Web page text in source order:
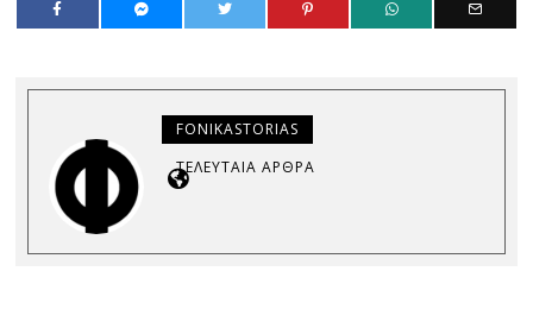
FONIKASTORIAS
ΤΕΛΕΥΤΑΊΑ ΆΡΘΡΑ